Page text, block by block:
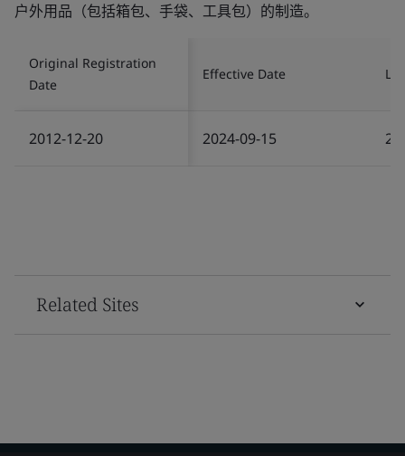
户外用品（包括箱包、手袋、工具包）的制造。
Original Registration
Date
Effective Date
2012-12-20 2024-09-15
Related Sites